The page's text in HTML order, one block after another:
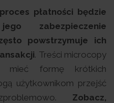
płatności będzie
zabezpieczenie
powstrzymuje ich
. Treści microcopy
formę krótkich
użytkownikom przejść
Zobacz,